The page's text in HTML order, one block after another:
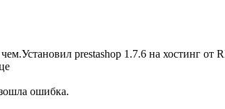
prestashop 1.7.6 на хостинг
ошибка.